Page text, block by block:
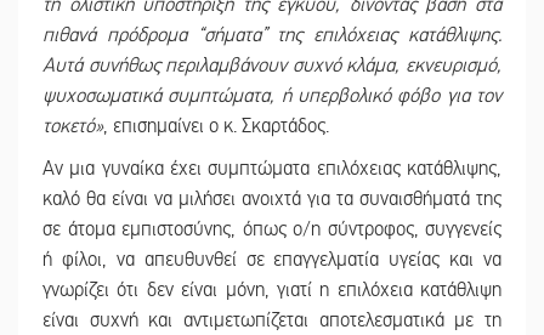
τη ολιστική υποστήριξη της εγκύου, δίνοντας βάση στα
πιθανά πρόδρομα “σήματα” της επιλόχειας κατάθλιψης.
Αυτά συνήθως περιλαμβάνουν συχνό κλάμα, εκνευρισμό,
ψυχοσωματικά συμπτώματα, ή υπερβολικό φόβο για τον
τοκετό», επισημαίνει ο κ. Σκαρτάδος.
Αν μια γυναίκα έχει συμπτώματα επιλόχειας κατάθλιψης,
καλό θα είναι να μιλήσει ανοιχτά για τα συναισθήματά της
σε άτομα εμπιστοσύνης, όπως ο/η σύντροφος, συγγενείς
ή φίλοι, να απευθυνθεί σε επαγγελματία υγείας και να
γνωρίζει ότι δεν είναι μόνη, γιατί η επιλόχεια κατάθλιψη
είναι συχνή και αντιμετωπίζεται αποτελεσματικά με τη